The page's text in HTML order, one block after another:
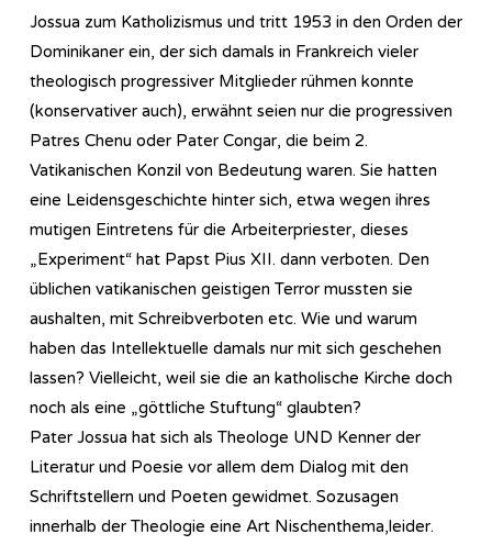
Jossua zum Katholizismus und tritt 1953 in den Orden der
Dominikaner ein, der sich damals in Frankreich vieler
theologisch progressiver Mitglieder rühmen konnte
(konservativer auch), erwähnt seien nur die progressiven
Patres Chenu oder Pater Congar, die beim 2.
Vatikanischen Konzil von Bedeutung waren. Sie hatten
eine Leidensgeschichte hinter sich, etwa wegen ihres
mutigen Eintretens für die Arbeiterpriester, dieses
„Experiment“ hat Papst Pius XII. dann verboten. Den
üblichen vatikanischen geistigen Terror mussten sie
aushalten, mit Schreibverboten etc. Wie und warum
haben das Intellektuelle damals nur mit sich geschehen
lassen? Vielleicht, weil sie die an katholische Kirche doch
noch als eine „göttliche Stuftung“ glaubten?
Pater Jossua hat sich als Theologe UND Kenner der
Literatur und Poesie vor allem dem Dialog mit den
Schriftstellern und Poeten gewidmet. Sozusagen
innerhalb der Theologie eine Art Nischenthema,leider.